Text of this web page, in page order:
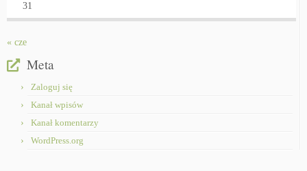
31
« cze
Meta
Zaloguj się
Kanał wpisów
Kanał komentarzy
WordPress.org